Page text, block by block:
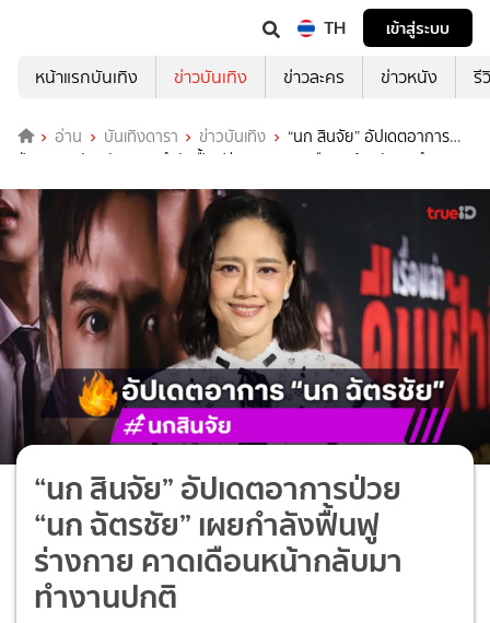
TH
เข้าสู่ระบบ
หน้าแรกบันเทิง
ข่าวบันเทิง ข่าวละคร ข่าวหนัง รี
อ่าน บันเทิงดารา ข่าวบันเทิง
“นก สินจัย” อัปเดตอาการ
ป่วย “นก ฉัตรชัย” เผยกำลังฟื้นฟูร่างกาย คาดเดือนหน้ากลับมาทำงาน
“นก สินจัย” อัปเดตอาการป่วย
“นก ฉัตรชัย” เผยกำลังฟื้นฟู
ร่างกาย คาดเดือนหน้ากลับมา
ทำงานปกติ